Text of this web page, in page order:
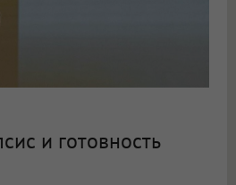
и готовность